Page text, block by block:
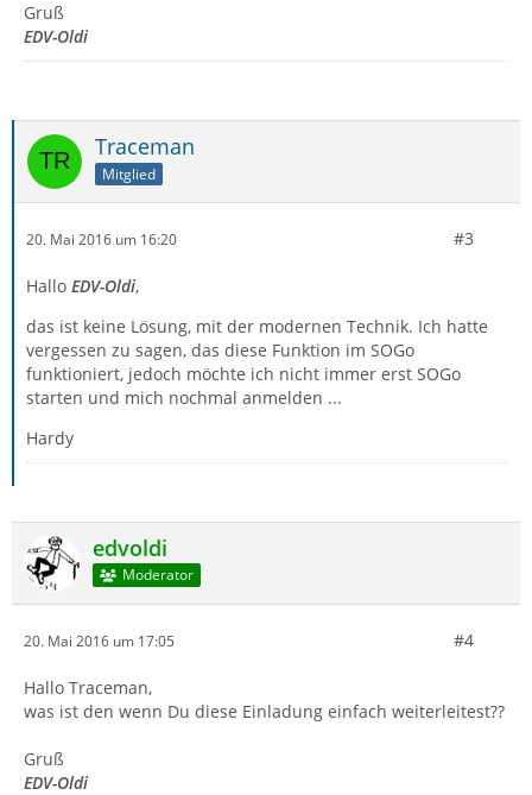
Gruß
EDV-Oldi
Traceman
Mitglied
20. Mai 2016 um 16:20 #3
Hallo EDV-Oldi,
das ist keine Lösung, mit der modernen Technik. Ich hatte
vergessen zu sagen, das diese Funktion im SOGo
funktioniert, jedoch möchte ich nicht immer erst SOGo
starten und mich nochmal anmelden ...
Hardy
edvoldi
Moderator
20. Mai 2016 um 17:05 #4
Hallo Traceman,
was ist den wenn Du diese Einladung einfach weiterleitest??
Gruß
EDV-Oldi